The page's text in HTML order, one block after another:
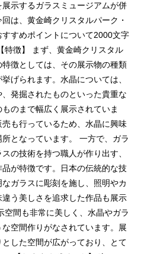
示するガラスミュージアムが併
は、黄金崎クリスタルパーク・
すめポイントについて2000文字
特徴】 まず、黄金崎クリスタル
徴としては、その展示物の種類
げられます。水晶については、
発掘されたものといった貴重な
のまで幅広く展示されていま
も行っているため、水晶に興味
となっています。 一方で、ガラ
の技術を持つ職人が作り出す、
が特徴です。日本の伝統的な技
ガラスに彫刻を施し、照明やカ
う美しさを追求した作品も展示
空間も非常に美しく、水晶やガラ
空間作りがなされています。展
した空間が広がっており、とて